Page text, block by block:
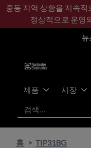
기
콘
바
글
중동 지역 상황을 지속
정상적으로 운영
뉴
제품 시장
검색
홈 TIP31BG